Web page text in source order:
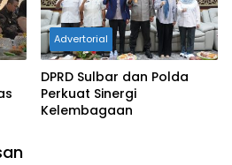
Advertorial
DPRD Sulbar dan Polda
Perkuat Sinergi
Kelembagaan